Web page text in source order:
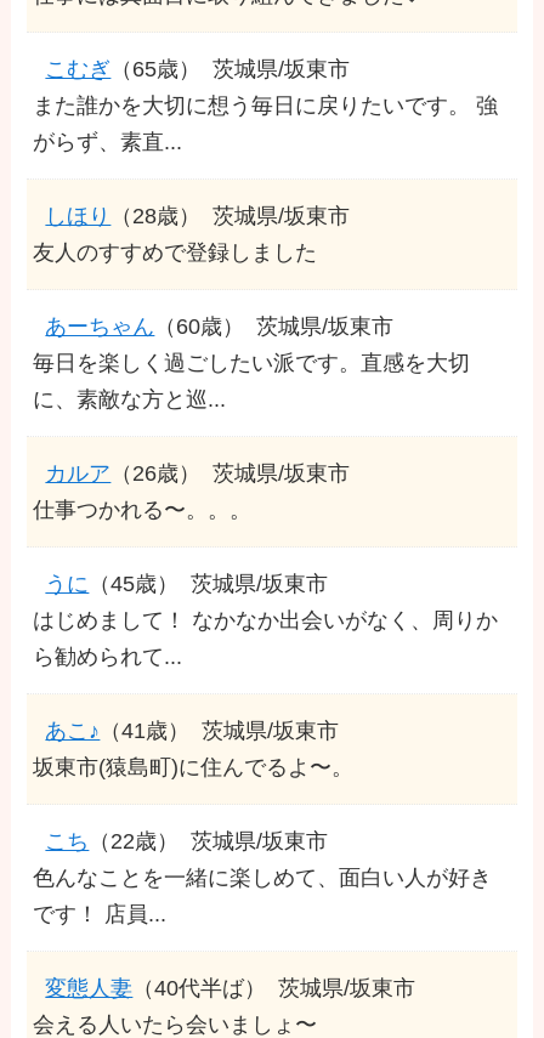
こむぎ （65歳）
茨城県/坂東市
また誰かを大切に想う毎日に戻りたいです。 強
がらず、素直...
しほり （28歳）
茨城県/坂東市
友人のすすめで登録しました
あーちゃん （60歳）
茨城県/坂東市
毎日を楽しく過ごしたい派です。直感を大切
に、素敵な方と巡...
カルア （26歳）
茨城県/坂東市
仕事つかれる〜。。。
うに （45歳）
茨城県/坂東市
はじめまして！ なかなか出会いがなく、周りか
ら勧められて...
あこ♪ （41歳）
茨城県/坂東市
坂東市(猿島町)に住んでるよ〜。
こち （22歳）
茨城県/坂東市
色んなことを一緒に楽しめて、面白い人が好き
です！ 店員...
変態人妻 （40代半ば）
茨城県/坂東市
会える人いたら会いましょ〜︎︎